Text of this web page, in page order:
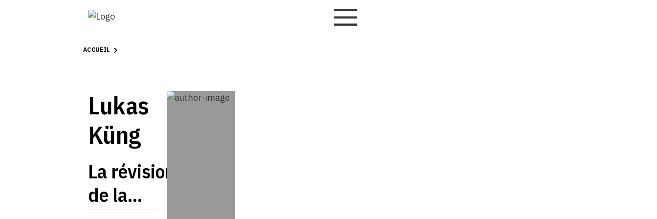
ACCUEIL
Lukas
Küng
La révision
de la